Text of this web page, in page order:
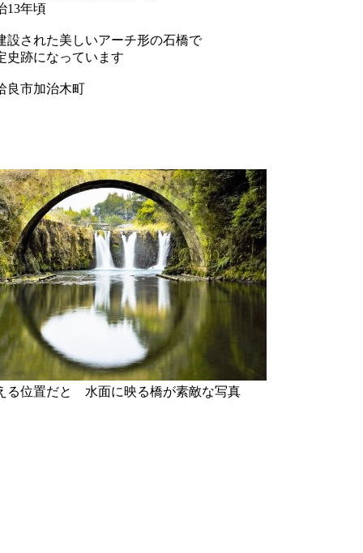
13年頃
設された美しいアーチ形の石橋で
史跡になっています
良市加治木町
る位置だと 水面に映る橋が素敵な写真